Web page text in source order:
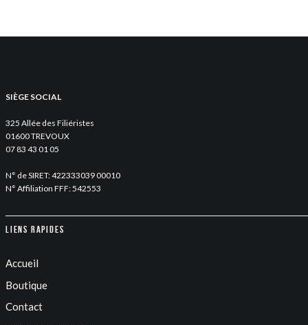
SIÈGE SOCIAL
325 Allée des Filiéristes
01600 TREVOUX
07 83 43 01 05
N° de SIRET: 422333039 00010
N° Affiliation FFF: 542553
Liens rapides
Accueil
Boutique
Contact